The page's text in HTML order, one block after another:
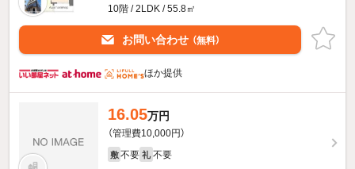
10階 / 2LDK / 55.8㎡
お問い合わせ （無料）
ほか提供
16.05万円
（管理費10,000円）
敷 不要 礼 不要